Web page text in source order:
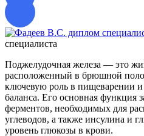
специалиста
Поджелудочная железа — это
расположенный в брюшной
ключевую роль в пищеварении
баланса. Его основная функция
ферментов, необходимых для
углеводов, а также инсулина и
уровень глюкозы в крови.